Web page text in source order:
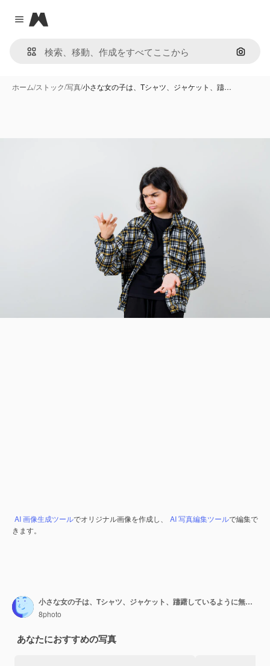
Close menu
Magnific
画像で
ホーム/ストック/写真/小さな女の子は、Tシャツ、ジャケット、躊…
AI 画像生成ツールでオリジナル画像を作成し、 AI 写真編集ツールで編集で
きます。
小さな女の子は、Tシャツ、ジャケット、躊躇しているように無知なジェスチャーで手のひらを広げます。正面図。
8photo
あなたにおすすめの写真